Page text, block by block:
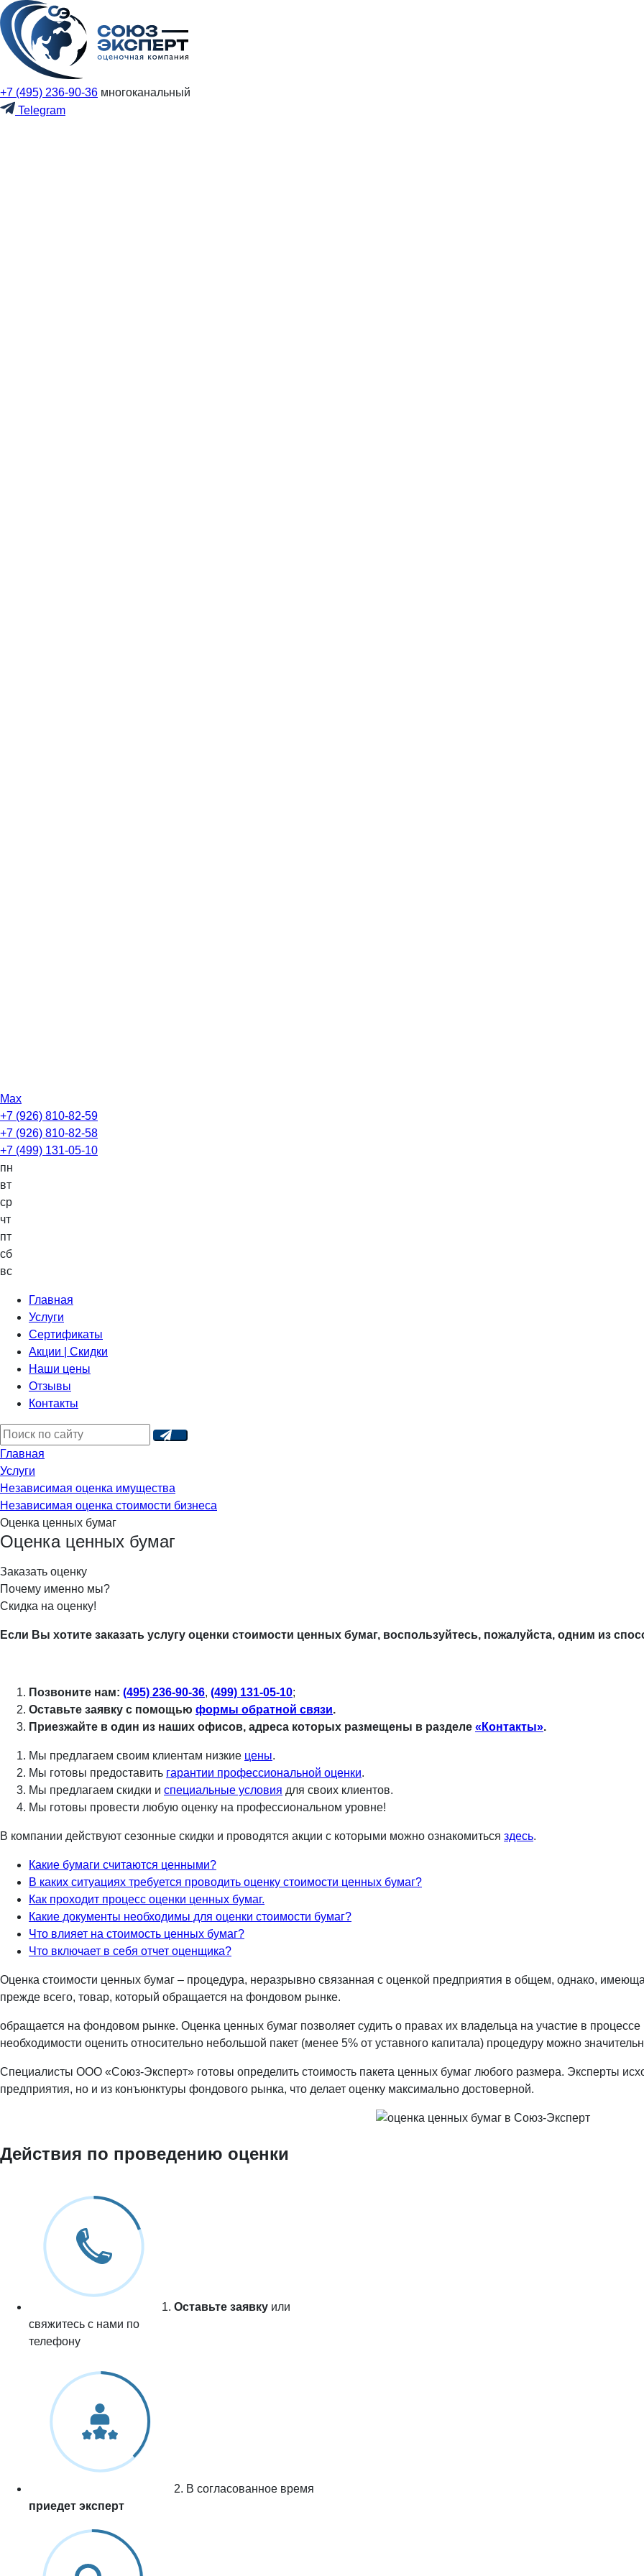
+7 (495) 236-90-36 многоканальный
Telegram
Max
+7 (926) 810-82-59
+7 (926) 810-82-58
+7 (499) 131-05-10
пн
вт
ср
чт
пт
сб
вс
Главная
Услуги
Сертификаты
Акции | Скидки
Наши цены
Отзывы
Контакты
Главная
Услуги
Независимая оценка имущества
Независимая оценка стоимости бизнеса
Оценка ценных бумаг
Оценка ценных бумаг
Заказать оценку
Почему именно мы?
Скидка на оценку!
Если Вы хотите заказать услугу оценки стоимости ценных бумаг, воспользуйтесь, пожалуйста, одним из
Позвоните нам: (495) 236-90-36, (499) 131-05-10;
Оставьте заявку с помощью формы обратной связи.
Приезжайте в один из наших офисов, адреса которых размещены в разделе «Контакты».
Мы предлагаем своим клиентам низкие цены.
Мы готовы предоставить гарантии профессиональной оценки.
Мы предлагаем скидки и специальные условия для своих клиентов.
Мы готовы провести любую оценку на профессиональном уровне!
В компании действуют сезонные скидки и проводятся акции с которыми можно ознакомиться здесь.
Какие бумаги считаются ценными?
В каких ситуациях требуется проводить оценку стоимости ценных бумаг?
Как проходит процесс оценки ценных бумаг.
Какие документы необходимы для оценки стоимости бумаг?
Что влияет на стоимость ценных бумаг?
Что включает в себя отчет оценщика?
Оценка стоимости ценных бумаг – процедура, неразрывно связанная с оценкой предприятия в общем, однако,
прежде всего, товар, который обращается на фондовом рынке.
обращается на фондовом рынке. Оценка ценных бумаг позволяет судить о правах их владельца на участие в
необходимости оценить относительно небольшой пакет (менее 5% от уставного капитала) процедуру можно
Специалисты ООО «Союз-Эксперт» готовы определить стоимость пакета ценных бумаг любого размера. Эксперты
предприятия, но и из конъюнктуры фондового рынка, что делает оценку максимально достоверной.
Действия по проведению оценки
1. Оставьте заявку или
свяжитесь с нами по
телефону
2. В согласованное время
приедет эксперт